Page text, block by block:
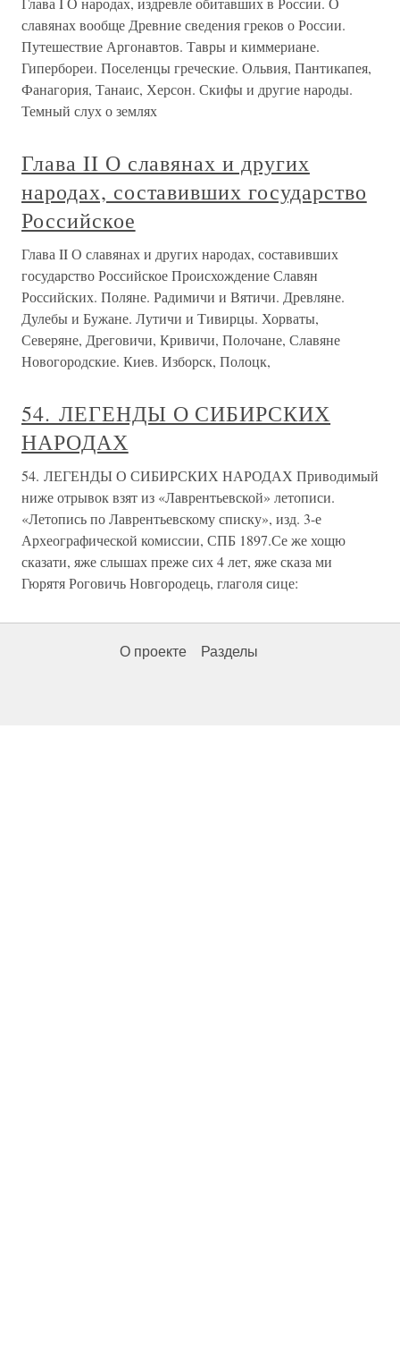
славянах вообще Древние сведения греков о России.
Путешествие Аргонавтов. Тавры и киммериане.
Гипербореи. Поселенцы греческие. Ольвия, Пантикапея,
Фанагория, Танаис, Херсон. Скифы и другие народы.
Темный слух о землях
Глава II О славянах и других
народах, составивших государство
Российское
Глава II О славянах и других народах, составивших
государство Российское Происхождение Славян
Российских. Поляне. Радимичи и Вятичи. Древляне.
Дулебы и Бужане. Лутичи и Тивирцы. Хорваты,
Северяне, Дреговичи, Кривичи, Полочане, Славяне
Новогородские. Киев. Изборск, Полоцк,
54. ЛЕГЕНДЫ О СИБИРСКИХ
НАРОДАХ
54. ЛЕГЕНДЫ О СИБИРСКИХ НАРОДАХ Приводимый
ниже отрывок взят из «Лаврентьевской» летописи.
«Летопись по Лаврентьевскому списку», изд. 3-е
Археографической комиссии, СПБ 1897.Се же хощю
сказати, яже слышах преже сих 4 лет, яже сказа ми
Гюрятя Роговичь Новгородець, глаголя сице:
О проекте Разделы